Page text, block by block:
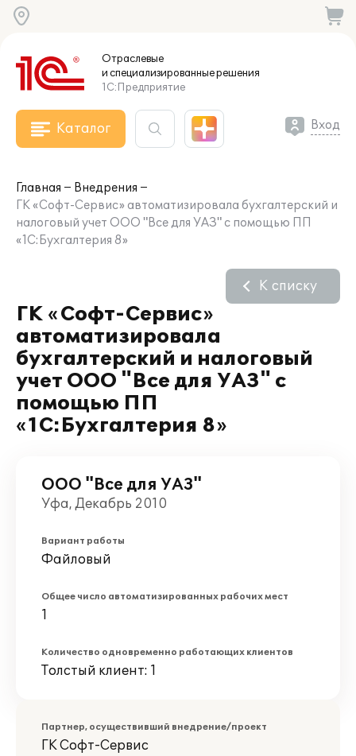
Отраслевые
и специализированныерешения
1С:Предприятие
Каталог Вход
Главная
Внедрения
ГК «Софт-Сервис» автоматизировала бухгалтерский и
налоговый учет ООО "Все для УАЗ" с помощью ПП
«1С:Бухгалтерия 8»
ГК «Софт-Сервис»
автоматизировала
бухгалтерский и налоговый
учет ООО "Все для УАЗ" с
помощью ПП
«1С:Бухгалтерия 8»
К списку
ООО "Все для УАЗ"
Уфа, Декабрь 2010
Вариант работы
Файловый
Общее число автоматизированных рабочих мест
1
Количество одновременно работающих клиентов
Толстый клиент: 1
Партнер, осуществивший внедрение/проект
ГK Софт-Сервис